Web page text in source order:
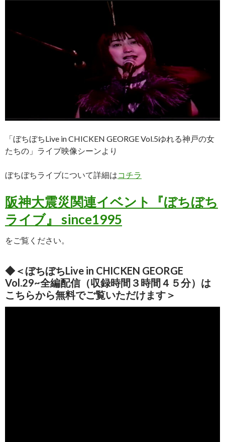
「ぼちぼちLive in CHICKEN GEORGE Vol.5ゆれる神戸の女
たちの」ライブ映像シーンより
ぼちぼちライブについて詳細はコチラ
阪神大震災関連イベント
『ぼちぼち
ライブ』 since1995
をご覧ください。
◆＜ぼちぼちLive in CHICKEN GEORGE
Vol.29~全編配信（収録時間３時間４５分）は
こちらから無料でご覧いただけます＞